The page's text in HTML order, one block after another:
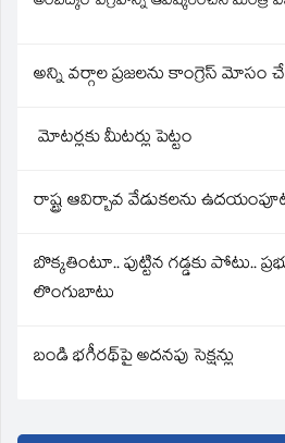
అన్ని వర్గాల ప్రజలను కాంగ్రెస్ మోసం
మోటర్లకు మీటర్లు పెట్టం
రాష్ట్ర ఆవిర్బావ వేడుకలను
బొక్కతింటూ.. పుట్టిన గడ్డకు పోటు..
లొంగుబాటు
బండి భగీరథ్‌పై అదనపు సెక్షన్లు